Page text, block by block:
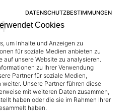
DATENSCHUTZBESTIMMUNGEN
Cookies
um Inhalte und Anzeigen zu
für soziale Medien anbieten zu
auf unsere Website zu analysieren.
zu Ihrer Verwendung
Partner für soziale Medien,
weiter. Unsere Partner führen diese
mit weiteren Daten zusammen,
haben oder die sie im Rahmen Ihrer
haben.